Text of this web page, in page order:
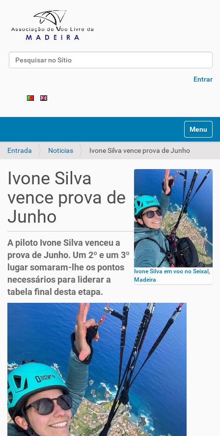
Pesquisar
Entrar
Toggle
Entrada Noticias Ivone Silva vence prova de Junho
Ivone Silva em voo no Seixal,
Madeira
Ivone Silva
vence prova de
Junho
A piloto Ivone Silva venceu a
prova de Junho. Um 2º e um 3º
lugar somaram-lhe os pontos
necessários para liderar a
tabela final desta etapa.